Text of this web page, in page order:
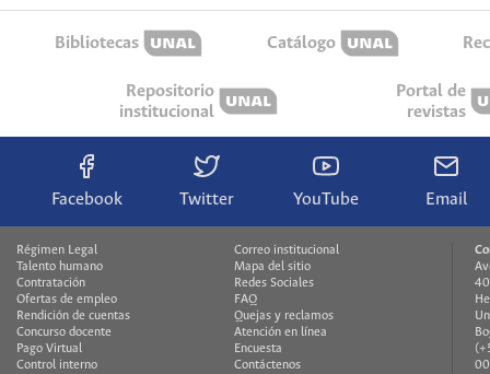
Bibliotecas Catálogo
Repositorio
institucional
Portal de
revistas
Facebook Twitter YouTube Email
Régimen Legal
Talento humano
Contratación
Ofertas de empleo
Rendición de cuentas
Concurso docente
Pago Virtual
Control interno
Correo institucional
Mapa del sitio
Redes Sociales
FAQ
Quejas y reclamos
Atención en línea
Encuesta
Contáctenos